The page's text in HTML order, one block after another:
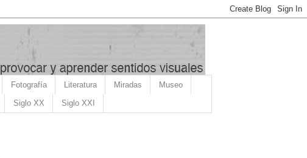
Fotografía Literatura Miradas Museo
Siglo XX Siglo XXI